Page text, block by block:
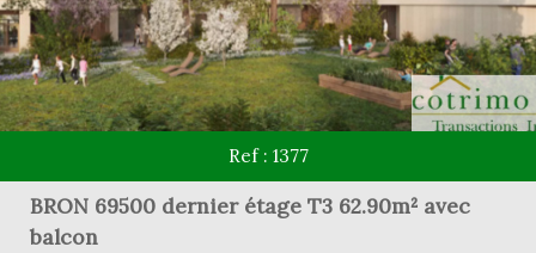
Ref : 1377
BRON 69500 dernier étage T3 62.90m² avec
balcon